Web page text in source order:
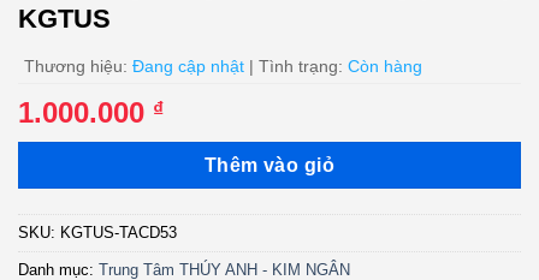
KGTUS
Thương hiệu: Đang cập nhật | Tình trạng: Còn hàng
1.000.000 ₫
Thêm vào giỏ
SKU: KGTUS-TACD53
Danh mục: Trung Tâm THÚY ANH - KIM NGÂN